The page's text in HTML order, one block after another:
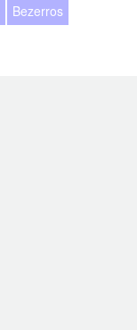
Bezerros